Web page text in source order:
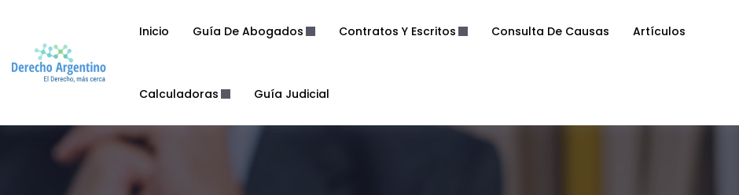
Inicio Guía De Abogados Contratos Y Escritos Consulta De Causas Artículos
Calculadoras Guía Judicial